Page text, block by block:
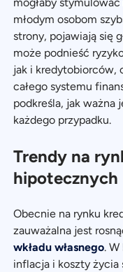
mogłaby
młodym osobom
strony, pojawiają się
może podnieść
jak i kredytobiorców,
całego systemu
podkreśla, jak ważna
każdego przypadku.
Trendy na
hipotecznych
Obecnie na rynku
zauważalna jest
wkładu własnego.
inflacja i koszty życia